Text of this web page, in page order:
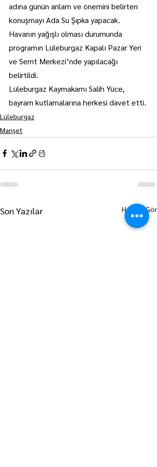
adına günün anlam ve önemini belirten
konuşmayı Ada Su Şıpka yapacak.
Havanın yağışlı olması durumunda
programın Lüleburgaz Kapalı Pazar Yeri
ve Semt Merkezi’nde yapılacağı
belirtildi.
Lüleburgaz Kaymakamı Salih Yüce,
bayram kutlamalarına herkesi davet etti.
Lüleburgaz
Manşet
Son Yazılar Hepsini Gör